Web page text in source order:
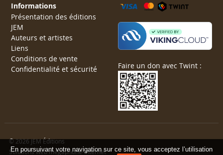
En poursuivant votre navigation sur ce site, vous acceptez l’utilisation
Informations
Présentation des éditions
JEM
Auteurs et artistes
Liens
Conditions de vente
Confidentialité et sécurité
Faire un don avec Twint :
© 2026 JEM Éditions
Solutions web mégaphone-internet